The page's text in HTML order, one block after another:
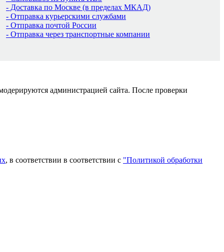
- Доставка по Москве (в пределах МКАД)
- Отправка курьерскими службами
- Отправка почтой России
- Отправка через транспортные компании
администрацией сайта. После проверки
, в соответствии в соответствии с "Политикой обработки